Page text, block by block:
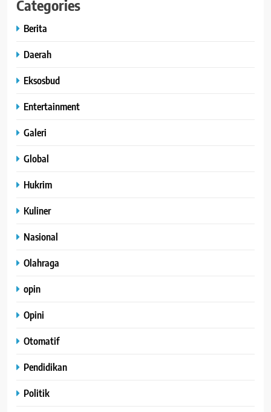
Categories
Berita
Daerah
Eksosbud
Entertainment
Galeri
Global
Hukrim
Kuliner
Nasional
Olahraga
opin
Opini
Otomatif
Pendidikan
Politik